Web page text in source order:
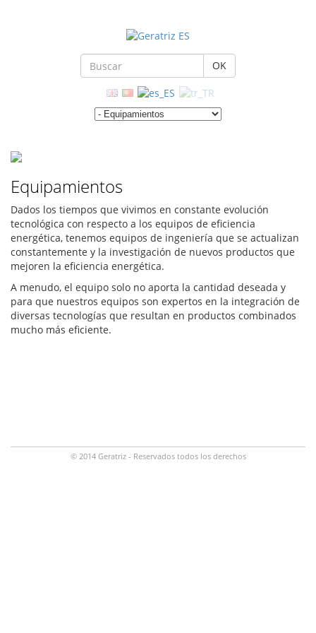
OK
Equipamientos
Dados los tiempos que vivimos en constante evolución
tecnológica con respecto a los equipos de eficiencia
energética, tenemos equipos de ingeniería que se actualizan
constantemente y la investigación de nuevos productos que
mejoren la eficiencia energética.
A menudo, el equipo solo no aporta la cantidad deseada y
para que nuestros equipos son expertos en la integración de
diversas tecnologías que resultan en productos combinados
mucho más eficiente.
© 2014 Geratriz - Reservados todos los derechos